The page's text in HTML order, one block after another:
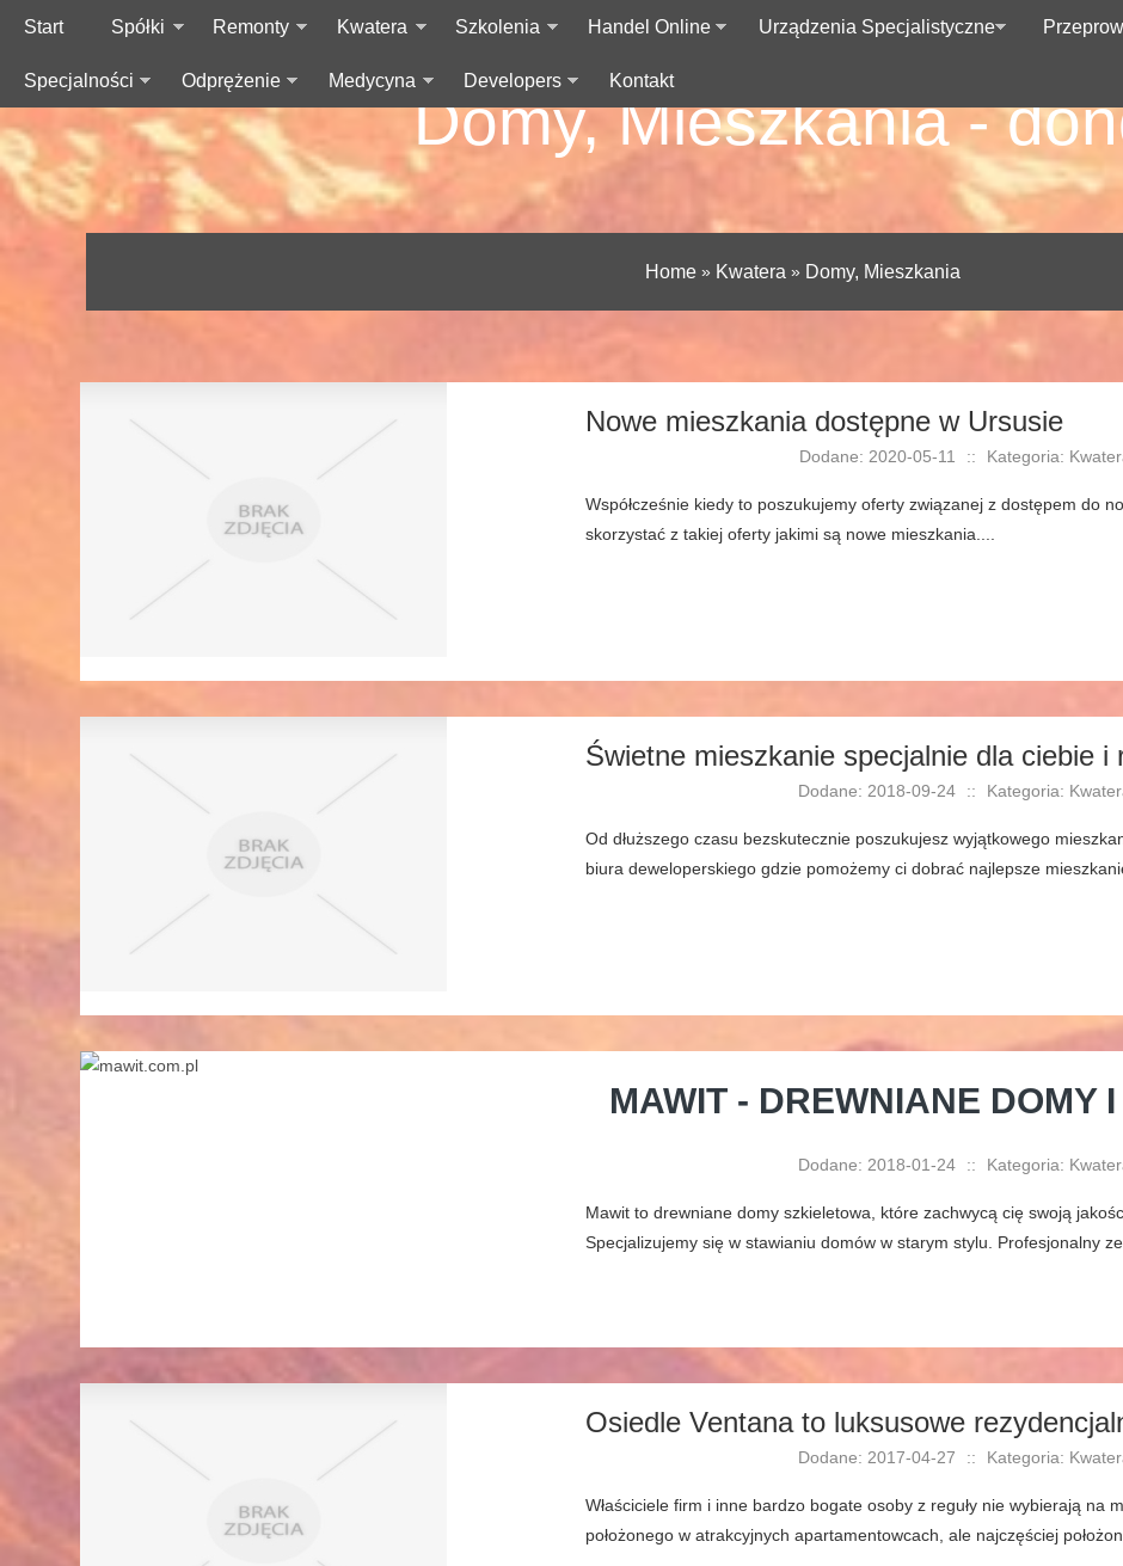
Start Spółki Remonty Kwatera Szkolenia Handel Online Urządzenia Specjalistyczne
Specjalności Odprężenie Medycyna Developers Kontakt
Domy, Mieszkania -
Home » Kwatera » Domy, Mieszkania
Nowe mieszkania dostępne w Ursusie
Dodane: 2020-05-11 :: Kategoria:
Współcześnie kiedy to poszukujemy oferty związanej z dostępem do
skorzystać z takiej oferty jakimi są nowe mieszkania....
Świetne mieszkanie specjalnie dla ciebie
Dodane: 2018-09-24 :: Kategoria:
Od dłuższego czasu bezskutecznie poszukujesz wyjątkowego
biura deweloperskiego gdzie pomożemy ci dobrać najlepsze
MAWIT - DREWNIANE DOMY
Dodane: 2018-01-24 :: Kategoria:
Mawit to drewniane domy szkieletowa, które zachwycą cię swoją
Specjalizujemy się w stawianiu domów w starym stylu. Profesjonalny
Osiedle Ventana to luksusowe
Dodane: 2017-04-27 :: Kategoria:
Właściciele firm i inne bardzo bogate osoby z reguły nie wybierają na
położonego w atrakcyjnych apartamentowcach, ale najczęściej